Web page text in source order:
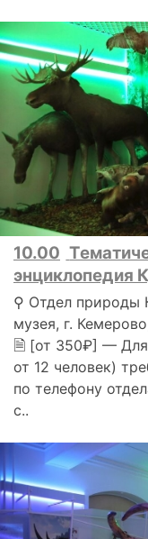
10.00
энциклопедия
⚲ Отдел природы
музея, г.
🗎 [от 350₽] — Для
от 12 человек)
по телефону
с..